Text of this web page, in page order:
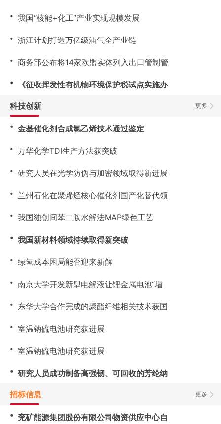
・ 我国“核能+化工”产业实现规模发展
・ 浙江计划打造万亿级油气全产业链
・ 商务部公布将14家欧盟实体列入出口管制管
・ 《征收挥发性有机物环境保护税试点实施办
更多
科技创新
・ 金基催化剂合成氯乙烯技术通过鉴定
・ 万华化学TDI生产方法获突破
・ 研究人员在光学防伪与加密领域取得新进展
・ 兰州石化在聚烯烃核心催化剂国产化替代领
・ 我国独创间苯二胺水解法MAP绿色工艺
・ 我国新材料领域持续取得新突破
・ 绿氢成本困局能否迎来新解
・ 南京大学开发新型电解液让锂金属电池“增
・ 东华大学合作完成的聚酯纤维相关技术获国
・ 室温钠硫电池研究获进展
・ 室温钠硫电池研究获进展
・ 研究人员成功制备高强韧、可回收的芳纶纳
更多
招标信息
・ 兖矿能源集团股份有限公司物资供应中心自